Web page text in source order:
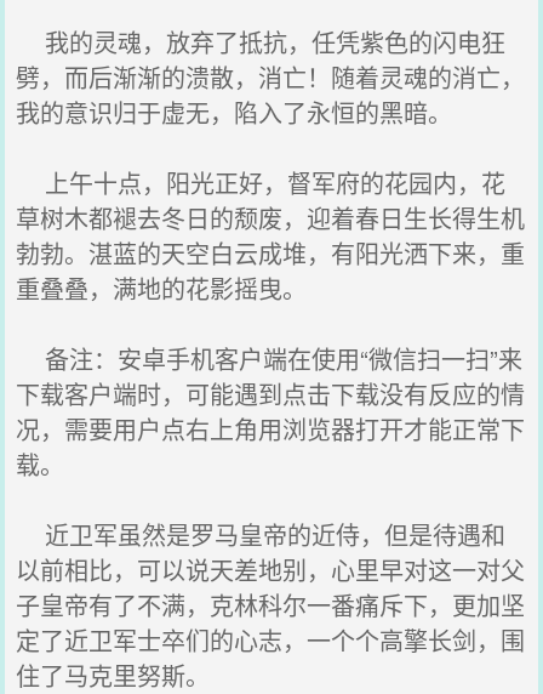
我的灵魂，放弃了抵抗，任凭紫色的闪电狂
劈，而后渐渐的溃散，消亡！随着灵魂的消亡，
我的意识归于虚无，陷入了永恒的黑暗。
上午十点，阳光正好，督军府的花园内，花
草树木都褪去冬日的颓废，迎着春日生长得生机
勃勃。湛蓝的天空白云成堆，有阳光洒下来，重
重叠叠，满地的花影摇曳。
备注：安卓手机客户端在使用“微信扫一扫”来
下载客户端时，可能遇到点击下载没有反应的情
况，需要用户点右上角用浏览器打开才能正常下
载。
近卫军虽然是罗马皇帝的近侍，但是待遇和
以前相比，可以说天差地别，心里早对这一对父
子皇帝有了不满，克林科尔一番痛斥下，更加坚
定了近卫军士卒们的心志，一个个高擎长剑，围
住了马克里努斯。